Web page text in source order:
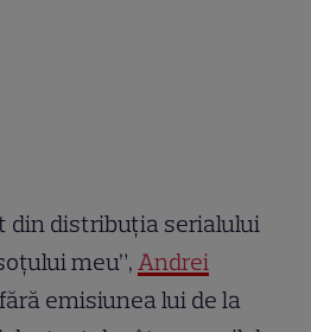
din distribuția serialului
meu”, Andrei
emisiunea lui de la